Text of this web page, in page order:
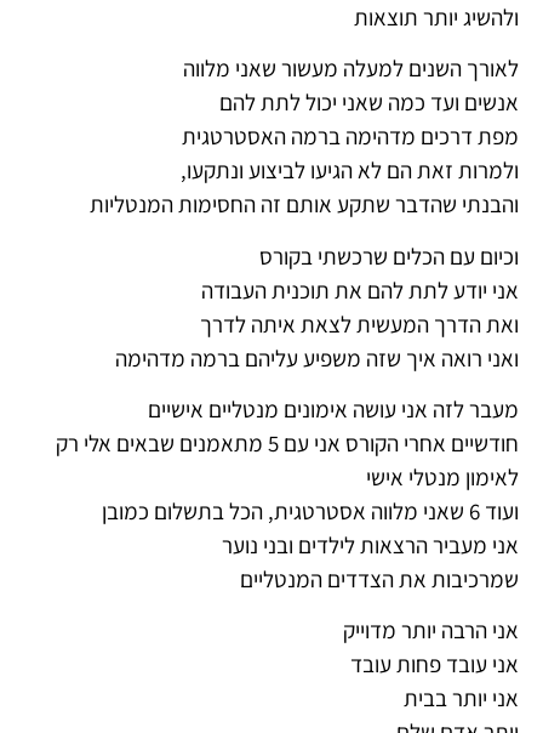
ולהשיג יותר תוצאות
לאורך השנים למעלה מעשור שאני מלווה
אנשים ועד כמה שאני יכול לתת להם
מפת דרכים מדהימה ברמה האסטרטגית
ולמרות זאת הם לא הגיעו לביצוע ונתקעו,
והבנתי שהדבר שתקע אותם זה החסימות המנטליות
וכיום עם הכלים שרכשתי בקורס
אני יודע לתת להם את תוכנית העבודה
ואת הדרך המעשית לצאת איתה לדרך
ואני רואה איך שזה משפיע עליהם ברמה מדהימה
מעבר לזה אני עושה אימונים מנטליים אישיים
חודשיים אחרי הקורס אני עם 5 מתאמנים שבאים אלי רק
לאימון מנטלי אישי
ועוד 6 שאני מלווה אסטרטגית, הכל בתשלום כמובן
אני מעביר הרצאות לילדים ובני נוער
שמרכיבות את הצדדים המנטליים
אני הרבה יותר מדוייק
אני עובד פחות עובד
אני יותר בבית